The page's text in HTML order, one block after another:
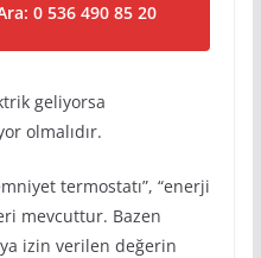
0 536 490 85 20
geliyorsa
olmalıdır.
termostatı”, “enerji
mevcuttur. Bazen
izin verilen değerin